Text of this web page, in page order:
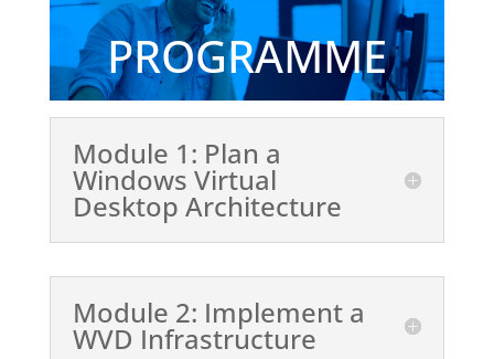
PROGRAMME
Module 1: Plan a
Windows Virtual
Desktop Architecture
Module 2: Implement a
WVD Infrastructure